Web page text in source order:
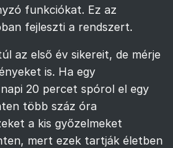
funkciókat. Ez az
fejleszti a rendszert.
az első év sikereit, de mérje
is. Ha egy
20 percet spórol el egy
több száz óra
a kis győzelmeket
mert ezek tartják életben